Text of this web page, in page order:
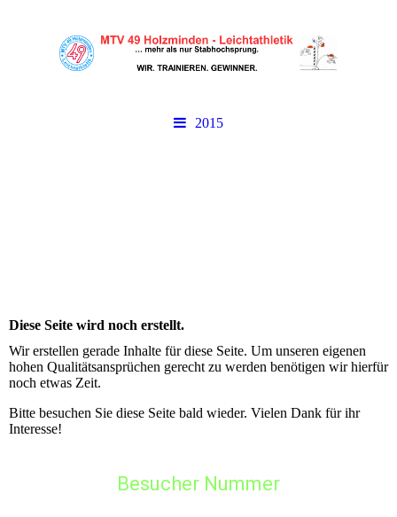
2015
Diese Seite wird noch erstellt.
Wir erstellen gerade Inhalte für diese Seite. Um unseren eigenen
hohen Qualitätsansprüchen gerecht zu werden benötigen wir hierfür
noch etwas Zeit.
Bitte besuchen Sie diese Seite bald wieder. Vielen Dank für ihr
Interesse!
Besucher Nummer